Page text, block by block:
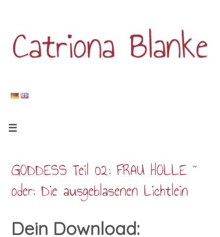
GODDESS Teil 02: FRAU HOLLE ~
oder: Die ausgeblasenen Lichtlein
Dein Download: